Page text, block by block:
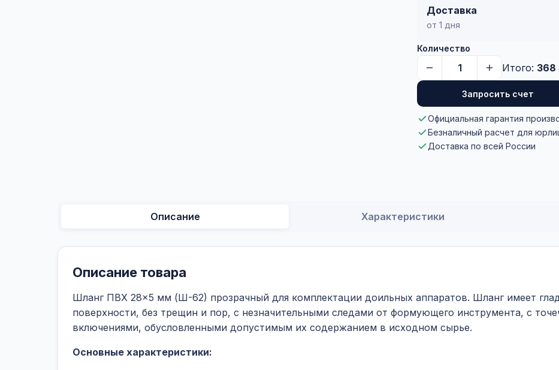
Доставка
от 1 дня
Количество
Итого: 368
Запросить счет
Официальная гарантия
Безналичный расчет для
Доставка по всей России
Описание Характеристики
Описание товара
Шланг ПВХ 28×5 мм (Ш-62) прозрачный для комплектации доильных аппаратов. Шланг имеет
поверхности, без трещин и пор, с незначительными следами от формующего инструмента, с
включениями, обусловленными допустимым их содержанием в исходном сырье.
Основные характеристики: